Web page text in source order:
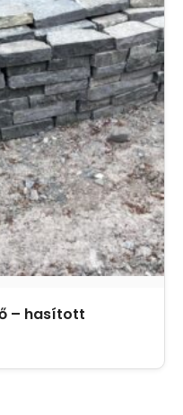
– hasított